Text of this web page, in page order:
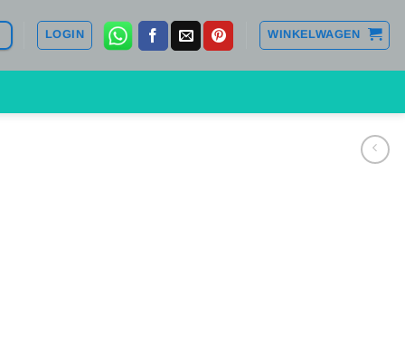
LOGIN WINKELWAGEN